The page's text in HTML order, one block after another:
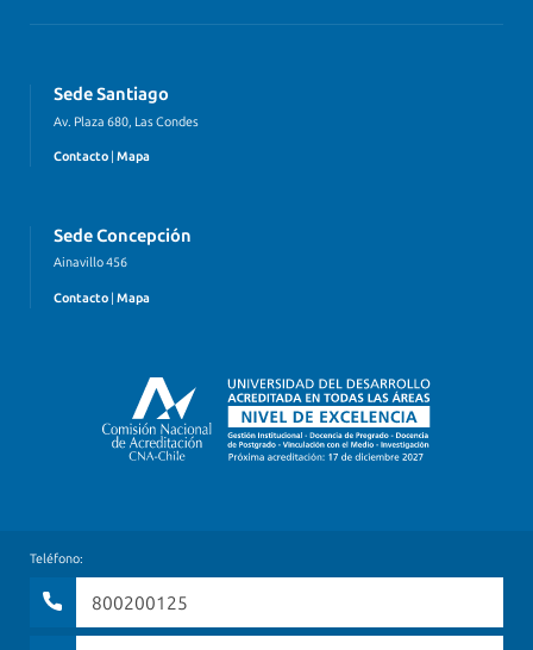
Sede Santiago
Av. Plaza 680, Las Condes
Contacto | Mapa
Sede Concepción
Ainavillo 456
Contacto | Mapa
Teléfono:
800200125